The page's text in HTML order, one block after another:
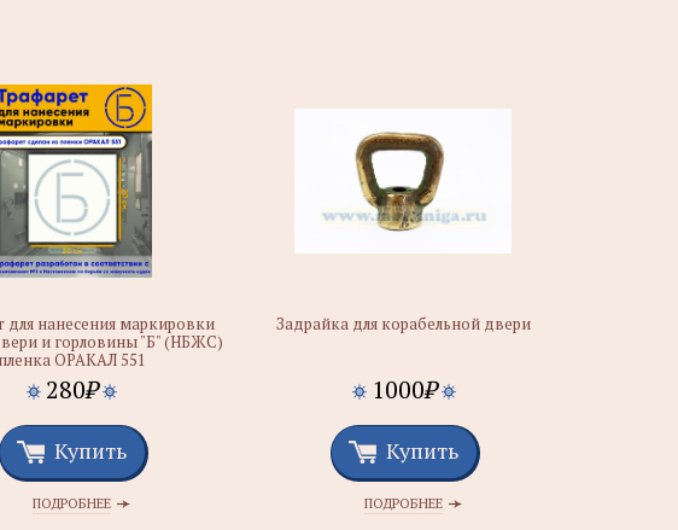
для нанесения маркировки
и горловины "Б" (НБЖС)
пленка ОРАКАЛ 551
280₽
Купить
ПОДРОБНЕЕ
Задрайка для корабельной двери
1000₽
Купить
ПОДРОБНЕЕ